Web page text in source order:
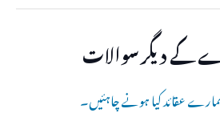
کے دیگر سوالات